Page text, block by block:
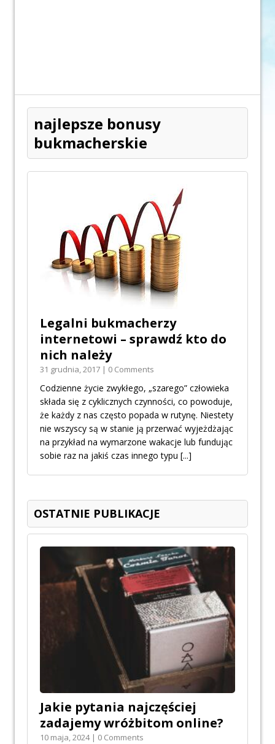
najlepsze bonusy
bukmacherskie
Legalni bukmacherzy
internetowi – sprawdź kto do
nich należy
31 grudnia, 2017 | 0 Comments
Codzienne życie zwykłego, „szarego” człowieka
składa się z cyklicznych czynności, co powoduje,
że każdy z nas często popada w rutynę. Niestety
nie wszyscy są w stanie ją przerwać wyjeżdżając
na przykład na wymarzone wakacje lub fundując
sobie raz na jakiś czas innego typu [...]
OSTATNIE PUBLIKACJE
Jakie pytania najczęściej
zadajemy wróżbitom online?
10 maja, 2024 | 0 Comments